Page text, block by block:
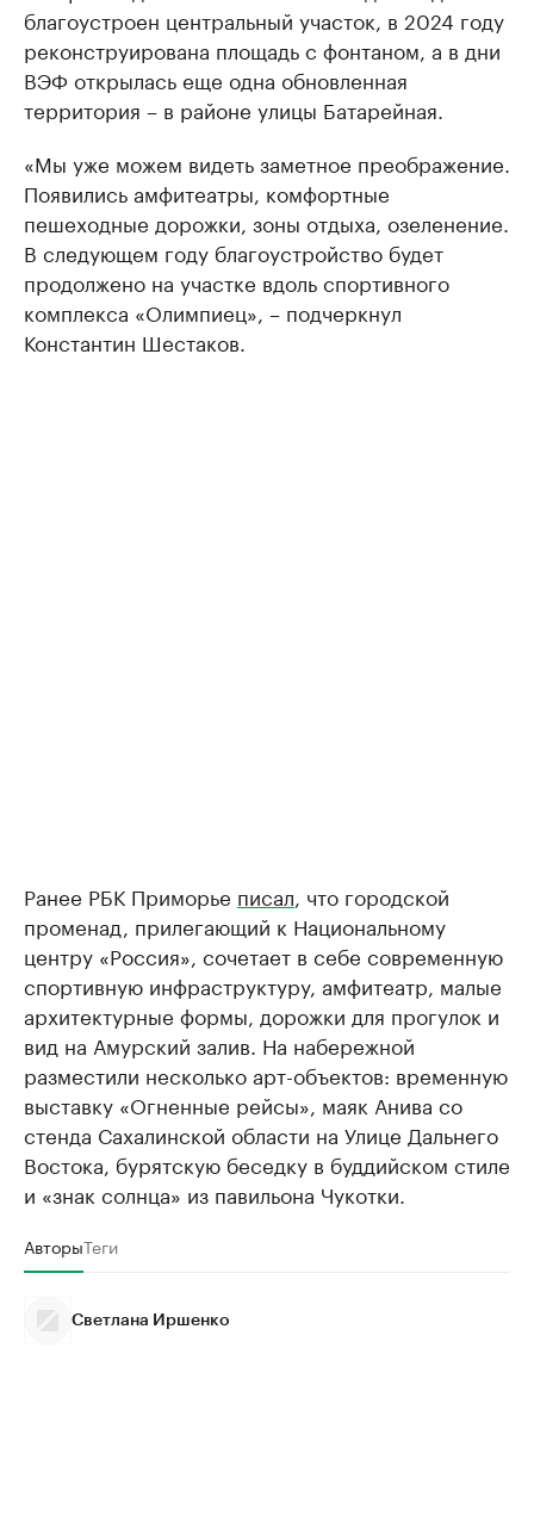
благоустроен центральный участок, в 2024 году
реконструирована площадь с фонтаном, а в дни
ВЭФ открылась еще одна обновленная
территория – в районе улицы Батарейная.
«Мы уже можем видеть заметное преображение.
Появились амфитеатры, комфортные
пешеходные дорожки, зоны отдыха, озеленение.
В следующем году благоустройство будет
продолжено на участке вдоль спортивного
комплекса «Олимпиец», – подчеркнул
Константин Шестаков.
Ранее РБК Приморье писал, что городской
променад, прилегающий к Национальному
центру «Россия», сочетает в себе современную
спортивную инфраструктуру, амфитеатр, малые
архитектурные формы, дорожки для прогулок и
вид на Амурский залив. На набережной
разместили несколько арт-объектов: временную
выставку «Огненные рейсы», маяк Анива со
стенда Сахалинской области на Улице Дальнего
Востока, бурятскую беседку в буддийском стиле
и «знак солнца» из павильона Чукотки.
АвторыТеги
Светлана Иршенко